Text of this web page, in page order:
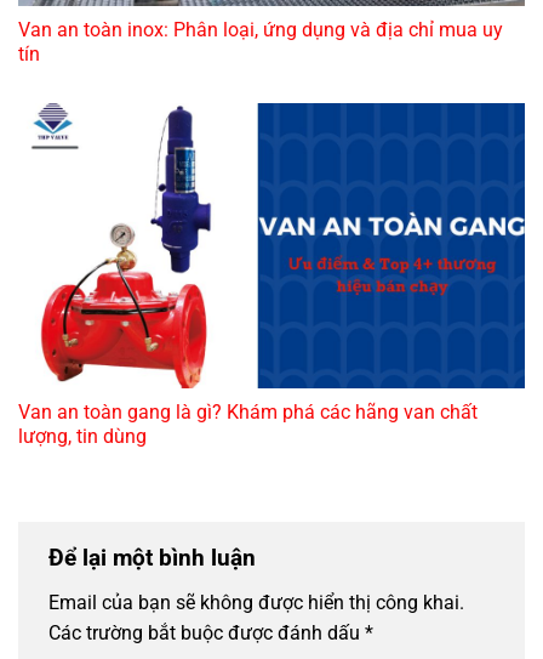
Van an toàn inox: Phân loại, ứng dụng và địa chỉ mua uy
tín
Van an toàn gang là gì? Khám phá các hãng van chất
lượng, tin dùng
Để lại một bình luận
Email của bạn sẽ không được hiển thị công khai.
Các trường bắt buộc được đánh dấu *